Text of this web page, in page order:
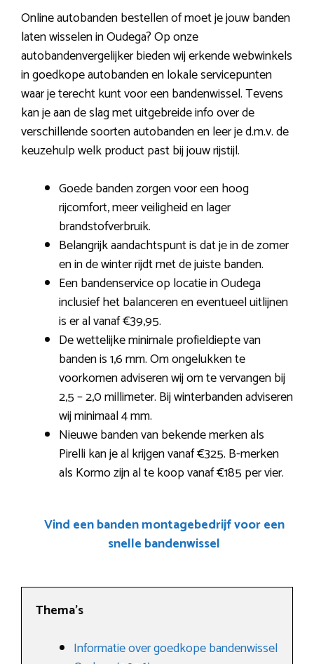
Online autobanden bestellen of moet je jouw banden
laten wisselen in Oudega? Op onze
autobandenvergelijker bieden wij erkende webwinkels
in goedkope autobanden en lokale servicepunten
waar je terecht kunt voor een bandenwissel. Tevens
kan je aan de slag met uitgebreide info over de
verschillende soorten autobanden en leer je d.m.v. de
keuzehulp welk product past bij jouw rijstijl.
Goede banden zorgen voor een hoog
rijcomfort, meer veiligheid en lager
brandstofverbruik.
Belangrijk aandachtspunt is dat je in de zomer
en in de winter rijdt met de juiste banden.
Een bandenservice op locatie in Oudega
inclusief het balanceren en eventueel uitlijnen
is er al vanaf €39,95.
De wettelijke minimale profieldiepte van
banden is 1,6 mm. Om ongelukken te
voorkomen adviseren wij om te vervangen bij
2,5 – 2,0 millimeter. Bij winterbanden adviseren
wij minimaal 4 mm.
Nieuwe banden van bekende merken als
Pirelli kan je al krijgen vanaf €325. B-merken
als Kormo zijn al te koop vanaf €185 per vier.
Vind een banden montagebedrijf voor een
snelle bandenwissel
Thema’s
Informatie over goedkope bandenwissel